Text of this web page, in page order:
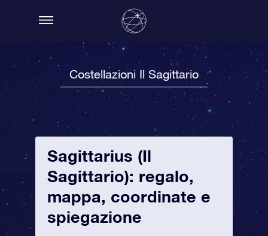
Costellazioni Il Sagittario
Sagittarius (Il
Sagittario): regalo,
mappa, coordinate e
spiegazione